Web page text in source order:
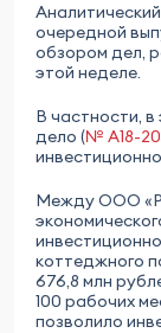
очередной
обзором дел,
этой неделе.
В частности,
дело (№ А18-
Между ООО
коттеджного
676,8 млн
100 рабочих
позволило